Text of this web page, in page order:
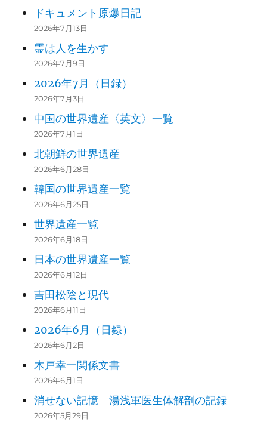
ドキュメント原爆日記
2026年7月13日
霊は人を生かす
2026年7月9日
2026年7月（日録）
2026年7月3日
中国の世界遺産〈英文〉一覧
2026年7月1日
北朝鮮の世界遺産
2026年6月28日
韓国の世界遺産一覧
2026年6月25日
世界遺産一覧
2026年6月18日
日本の世界遺産一覧
2026年6月12日
吉田松陰と現代
2026年6月11日
2026年6月（日録）
2026年6月2日
木戸幸一関係文書
2026年6月1日
消せない記憶 湯浅軍医生体解剖の記録
2026年5月29日